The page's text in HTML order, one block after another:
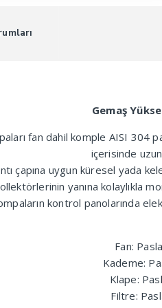
Gemaş
fan dahil komple AISI
içerisinde
çapına uygun küresel yada
yanına kolaylıkla
kontrol panolarında
Fan:
Kademe:
Klape:
Filtre: